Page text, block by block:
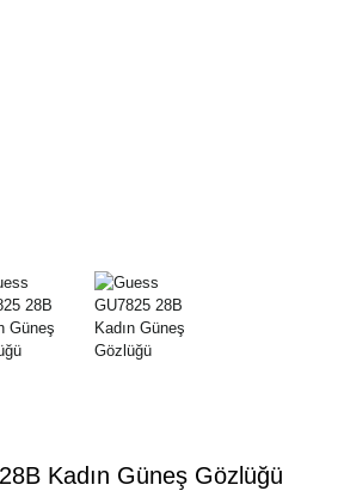
Kadın Güneş Gözlüğü